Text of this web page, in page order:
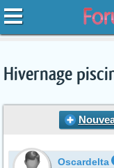
Hivernage
Oscardelta